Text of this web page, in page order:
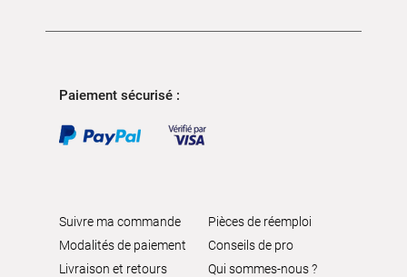
Paiement sécurisé :
Suivre ma commande
Modalités de paiement
Livraison et retours
Pièces de réemploi
Conseils de pro
Qui sommes-nous ?